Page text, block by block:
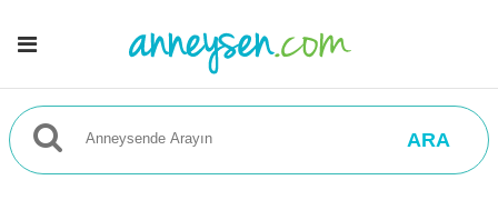
ARA